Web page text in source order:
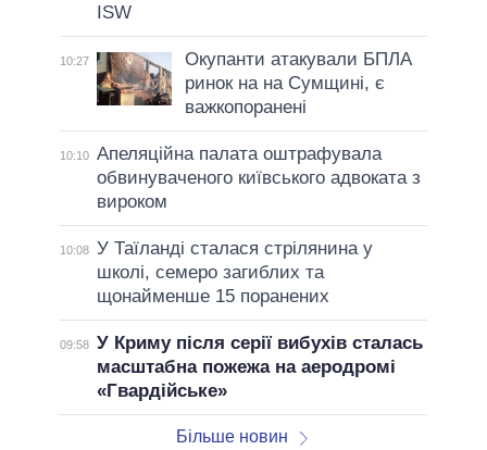
ISW
10:27
Окупанти атакували БПЛА
ринок на на Сумщині, є
важкопоранені
10:10 Апеляційна палата оштрафувала
обвинуваченого київського адвоката з
вироком
10:08 У Таїланді сталася стрілянина у
школі, семеро загиблих та
щонайменше 15 поранених
09:58 У Криму після серії вибухів сталась
масштабна пожежа на аеродромі
«Гвардійське»
Більше новин